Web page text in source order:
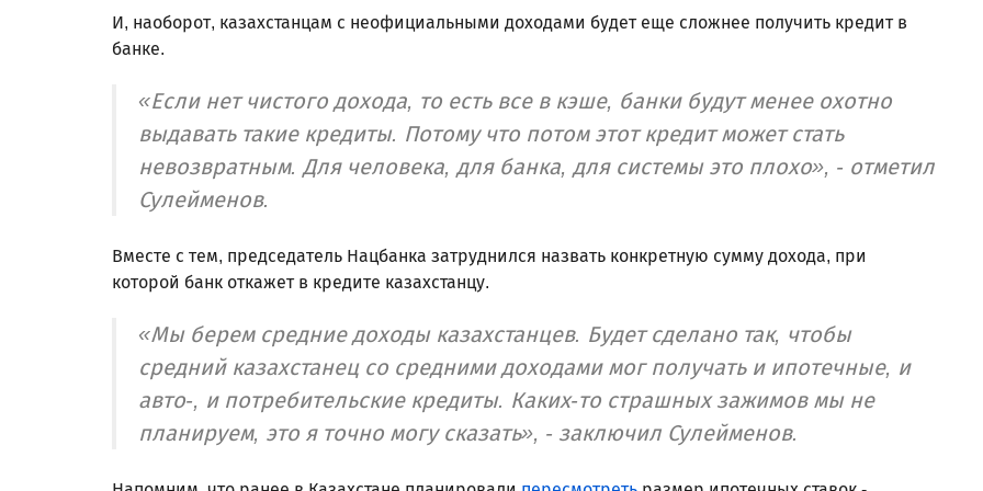
И, наоборот, казахстанцам с неофициальными доходами будет еще сложнее получить кредит в
банке.
«Если нет чистого дохода, то есть все в кэше, банки будут менее охотно
выдавать такие кредиты. Потому что потом этот кредит может стать
невозвратным. Для человека, для банка, для системы это плохо», - отметил
Сулейменов.
Вместе с тем, председатель Нацбанка затруднился назвать конкретную сумму дохода, при
которой банк откажет в кредите казахстанцу.
«Мы берем средние доходы казахстанцев. Будет сделано так, чтобы
средний казахстанец со средними доходами мог получать и ипотечные, и
авто-, и потребительские кредиты. Каких-то страшных зажимов мы не
планируем, это я точно могу сказать», - заключил Сулейменов.